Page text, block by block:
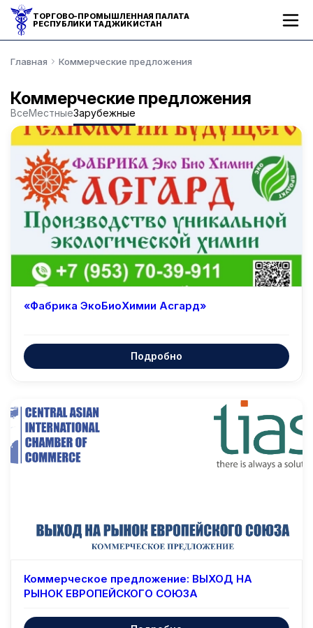
ТОРГОВО-ПРОМЫШЛЕННАЯ ПАЛАТА
РЕСПУБЛИКИ ТАДЖИКИСТАН
Главная Коммерческие предложения
Коммерческие предложения
ВсеМестныеЗарубежные
«Фабрика ЭкоБиоХимии Асгард»
Подробно
Коммерческое предложение: ВЫХОД НА
РЫНОК ЕВРОПЕЙСКОГО СОЮЗА